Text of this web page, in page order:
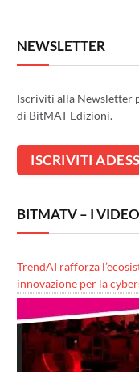
NEWSLETTER
Iscriviti alla Newsletter
di BitMAT Edizioni.
BITMATV – I
TrendAI rafforza
innovazione per la